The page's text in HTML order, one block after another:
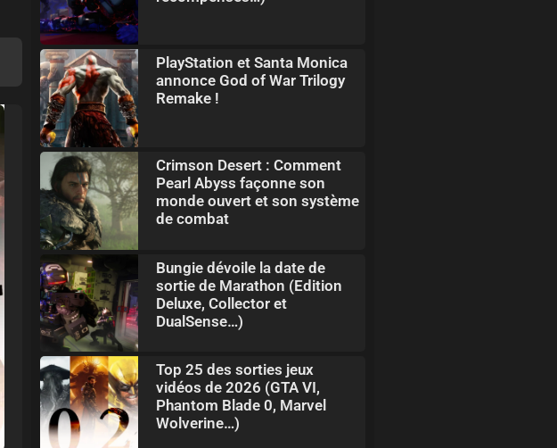
PlayStation et Santa Monica
annonce God of War Trilogy
Remake !
Crimson Desert : Comment
Pearl Abyss façonne son
monde ouvert et son système
de combat
Bungie dévoile la date de
sortie de Marathon (Edition
Deluxe, Collector et
DualSense…)
Top 25 des sorties jeux
vidéos de 2026 (GTA VI,
Phantom Blade 0, Marvel
Wolverine…)